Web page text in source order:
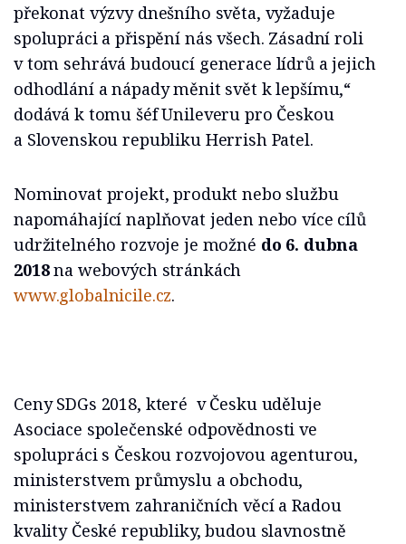
překonat výzvy dnešního světa, vyžaduje
spolupráci a přispění nás všech. Zásadní roli
v tom sehrává budoucí generace lídrů a jejich
odhodlání a nápady měnit svět k lepšímu,“
dodává k tomu šéf Unileveru pro Českou
a Slovenskou republiku Herrish Patel.
Nominovat projekt, produkt nebo službu
napomáhající naplňovat jeden nebo více cílů
udržitelného rozvoje je možné do 6. dubna
2018na webových stránkách
www.globalnicile.cz.
Ceny SDGs 2018, které v Česku uděluje
Asociace společenské odpovědnosti ve
spolupráci s Českou rozvojovou agenturou,
ministerstvem průmyslu a obchodu,
ministerstvem zahraničních věcí a Radou
kvality České republiky, budou slavnostně